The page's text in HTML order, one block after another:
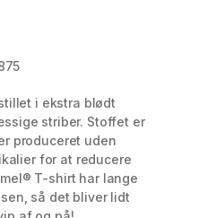
i ekstra blødt
striber. Stoffet er
produceret uden
for at reducere
T-shirt har lange
så det bliver lidt